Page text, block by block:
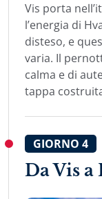
Vis porta
l’energia di
disteso, e
varia. Il
calma e di
tappa
GIORNO 4
Da Vis